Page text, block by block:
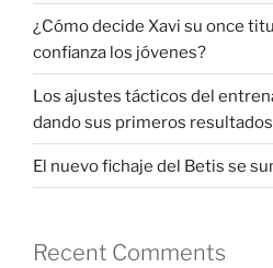
¿Cómo decide Xavi su once
confianza los jóvenes?
Los ajustes tácticos del
dando sus primeros
El nuevo fichaje del Betis se
Recent Comments